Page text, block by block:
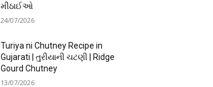
મીઠાઈઓ
24/07/2026
Turiya ni Chutney Recipe in
Gujarati | તુરીયાની ચટણી | Ridge
Gourd Chutney
13/07/2026